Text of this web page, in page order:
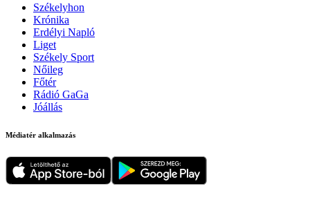
Székelyhon
Krónika
Erdélyi Napló
Liget
Székely Sport
Nőileg
Főtér
Rádió GaGa
Jóállás
Médiatér alkalmazás